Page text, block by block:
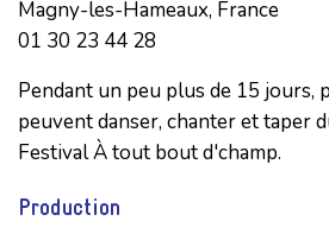
Magny-les-Hameaux, France
01 30 23 44 28
Pendant un peu plus de 15 jours,
peuvent danser, chanter et taper
Festival À tout bout d'champ.
Production